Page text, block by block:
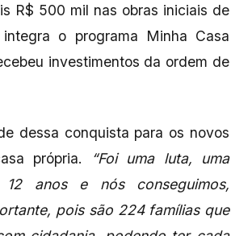
R$ 500 mil nas obras iniciais de
o programa Minha Casa
investimentos da ordem de
dessa conquista para os novos
própria.
“Foi uma luta, uma
anos e nós conseguimos,
pois são 224 famílias que